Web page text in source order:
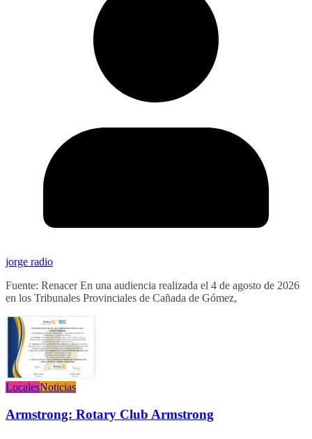
jorge radio
Fuente: Renacer En una audiencia realizada el 4 de agosto de 2026
en los Tribunales Provinciales de Cañada de Gómez,
LocalesNoticias
Armstrong: Rotary Club Armstrong